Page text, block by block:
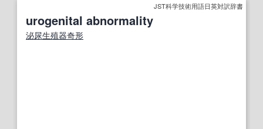
JST科学技術用語日英対訳辞書
urogenital abnormality
泌尿生殖器奇形